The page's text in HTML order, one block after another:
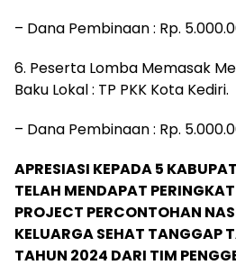
– Dana Pembinaan : Rp.
6. Peserta Lomba Memasak
Baku Lokal : TP PKK Kota Kediri.
– Dana Pembinaan : Rp.
APRESIASI KEPADA 5
TELAH MENDAPAT
PROJECT PERCONTOHAN
KELUARGA SEHAT TANGGAP
TAHUN 2024 DARI TIM